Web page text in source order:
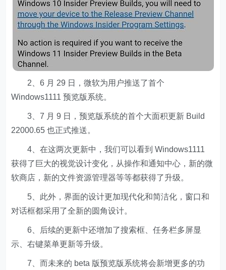
2、6 月 29 日，微软为用户推送了首个
Windows1111 预览版系统。
3、7 月 9 日，预览版系统的首个大面积更新 Build
22000.65 也正式推送。
4、在这两次更新中，我们可以看到 Windows1111
获得了巨大的视觉设计变化，从操作和通知中心，新的微
软商店，新的文件资源管理器等等都获得了升级。
5、此外，界面的设计更加现代化和简洁化，窗口和
对话框都采用了全新的圆角设计。
6、后续的更新中还增加了搜索框、任务栏多屏显
示、右键菜单更新等升级。
7、而未来的 beta 版预览版系统将会新增更多的功